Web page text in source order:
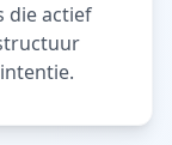
die actief